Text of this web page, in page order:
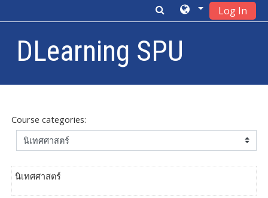
Log In
DLearning SPU
Course categories:
นิเทศศาสตร์